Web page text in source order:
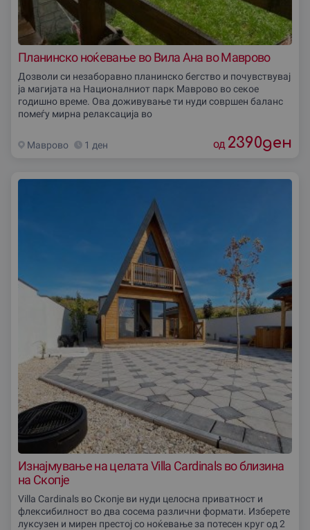
Планинско ноќевање во Вила Ана во Маврово
Дозволи си незаборавно планинско бегство и почувствувај
ја магијата на Националниот парк Маврово во секое
годишно време. Ова доживување ти нуди совршен баланс
помеѓу мирна релаксација во
Маврово 1 ден од 2390ден
Изнајмување на целата Villa Cardinals во близина
на Скопје
Villa Cardinals во Скопје ви нуди целосна приватност и
флексибилност во два сосема различни формати. Изберете
луксузен и мирен престој со ноќевање за потесен круг од 2